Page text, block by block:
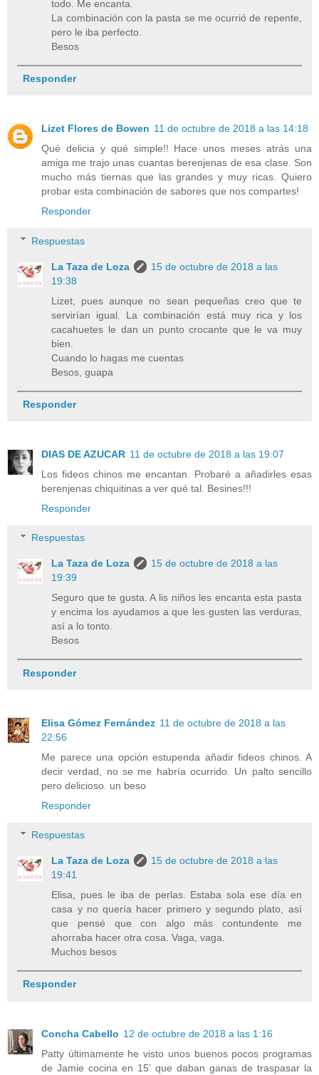
todo. Me encanta.
La combinación con la pasta se me ocurrió de repente,
pero le iba perfecto.
Besos
Responder
Lizet Flores de Bowen 11 de octubre de 2018 a las 14:18
Qué delicia y qué simple!! Hace unos meses atrás una
amiga me trajo unas cuantas berenjenas de esa clase. Son
mucho más tiernas que las grandes y muy ricas. Quiero
probar esta combinación de sabores que nos compartes!
Responder
Respuestas
La Taza de Loza
15 de octubre de 2018 a las
19:38
Lizet, pues aunque no sean pequeñas creo que te
servirían igual. La combinación está muy rica y los
cacahuetes le dan un punto crocante que le va muy
bien.
Cuando lo hagas me cuentas
Besos, guapa
Responder
DIAS DE AZUCAR 11 de octubre de 2018 a las 19:07
Los fideos chinos me encantan. Probaré a añadirles esas
berenjenas chiquitinas a ver qué tal. Besines!!!
Responder
Respuestas
La Taza de Loza
15 de octubre de 2018 a las
19:39
Seguro que te gusta. A lis niños les encanta esta pasta
y encima los ayudamos a que les gusten las verduras,
así a lo tonto.
Besos
Responder
Elisa Gómez Fernández 11 de octubre de 2018 a las
22:56
Me parece una opción estupenda añadir fideos chinos. A
decir verdad, no se me habría ocurrido. Un palto sencillo
pero delicioso. un beso
Responder
Respuestas
La Taza de Loza
15 de octubre de 2018 a las
19:41
Elisa, pues le iba de perlas. Estaba sola ese día en
casa y no quería hacer primero y segundo plato, así
que pensé que con algo más contundente me
ahorraba hacer otra cosa. Vaga, vaga.
Muchos besos
Responder
Concha Cabello 12 de octubre de 2018 a las 1:16
Patty últimamente he visto unos buenos pocos programas
de Jamie cocina en 15’ que daban ganas de traspasar la